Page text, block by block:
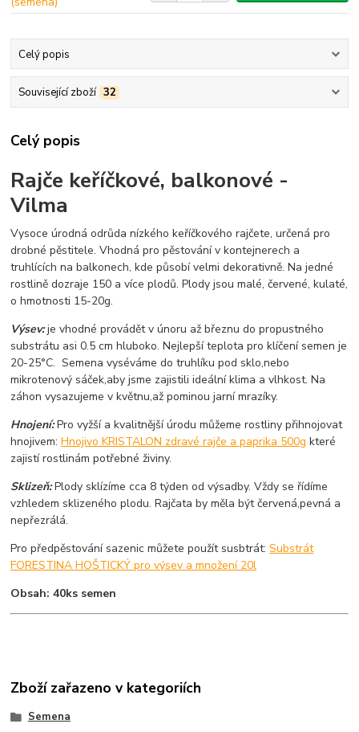
Celý popis
Související zboží 32
Celý popis
Rajče keříčkové, balkonové -
Vilma
Vysoce úrodná odrůda nízkého keříčkového rajčete, určená pro
drobné pěstitele. Vhodná pro pěstování v kontejnerech a
truhlících na balkonech, kde působí velmi dekorativně. Na jedné
rostlině dozraje 150 a více plodů. Plody jsou malé, červené, kulaté,
o hmotnosti 15-20g.
Výsev:je vhodné provádět v únoru až březnu do propustného
substrátu asi 0.5 cm hluboko. Nejlepší teplota pro klíčení semen je
20-25°C. Semena vyséváme do truhlíku pod sklo,nebo
mikrotenový sáček,aby jsme zajistili ideální klima a vlhkost. Na
záhon vysazujeme v květnu,až pominou jarní mrazíky.
Hnojení:Pro vyžší a kvalitnější úrodu můžeme rostliny přihnojovat
hnojivem:Hnojivo KRISTALON zdravé rajče a paprika 500g které
zajistí rostlinám potřebné živiny.
Sklizeň:Plody sklízíme cca 8 týden od výsadby. Vždy se řídíme
vzhledem sklizeného plodu. Rajčata by měla být červená,pevná a
nepřezrálá.
Pro předpěstování sazenic můžete použít susbtrát:Substrát
FORESTINA HOŠTICKÝ pro výsev a množení 20l
Obsah: 40ks semen
Zboží zařazeno v kategoriích
Semena